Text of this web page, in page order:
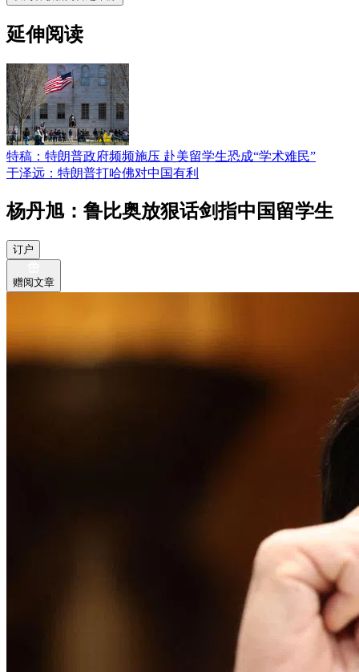
延伸阅读
特稿：特朗普政府频频施压 赴美留学生恐成“学术难民”
于泽远：特朗普打哈佛对中国有利
杨丹旭：鲁比奥放狠话剑指中国留学生
订户
赠阅文章